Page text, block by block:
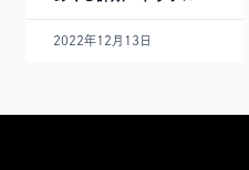
2022年12月13日